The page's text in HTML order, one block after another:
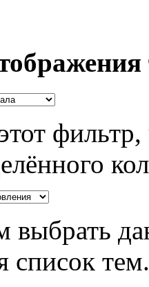
выбрать
список тем.